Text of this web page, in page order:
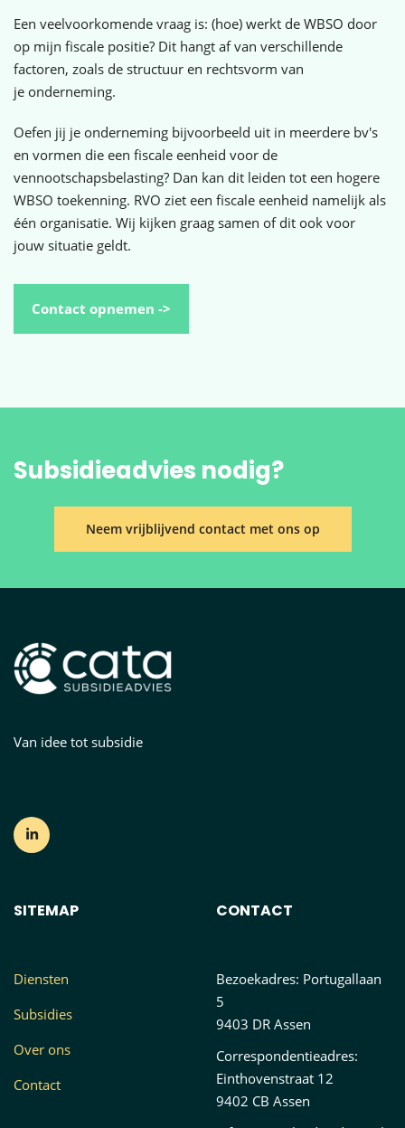
Een veelvoorkomende vraag is: (hoe) werkt de WBSO door
op mijn fiscale positie? Dit hangt af van verschillende
factoren, zoals de structuur en rechtsvorm van
je onderneming.
Oefen jij je onderneming bijvoorbeeld uit in meerdere bv's
en vormen die een fiscale eenheid voor de
vennootschapsbelasting? Dan kan dit leiden tot een hogere
WBSO toekenning. RVO ziet een fiscale eenheid namelijk als
één organisatie. Wij kijken graag samen of dit ook voor
jouw situatie geldt.
Contact opnemen ->
Subsidieadvies nodig?
Neem vrijblijvend contact met ons op
Van idee tot subsidie
SITEMAP
Diensten
Subsidies
Over ons
Contact
CONTACT
Bezoekadres: Portugallaan
5
9403 DR Assen
Correspondentieadres:
Einthovenstraat 12
9402 CB Assen